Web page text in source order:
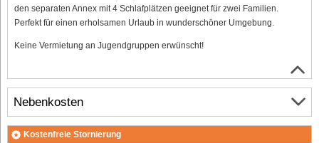
den separaten Annex mit 4 Schlafplätzen geeignet für zwei Familien.
Perfekt für einen erholsamen Urlaub in wunderschöner Umgebung.
Keine Vermietung an Jugendgruppen erwünscht!
Nebenkosten
Kostenfreie Stornierung